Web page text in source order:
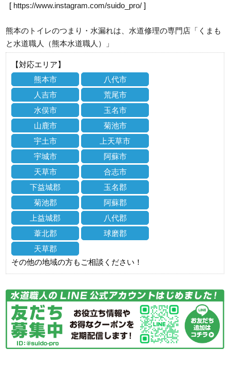
[ https://www.instagram.com/suido_pro/ ]
熊本のトイレのつまり・水漏れは、水道修理の専門店「くまも
と水道職人（熊本水道職人）」
【対応エリア】
熊本市
八代市
人吉市
荒尾市
水俣市
玉名市
山鹿市
菊池市
宇土市
上天草市
宇城市
阿蘇市
天草市
合志市
下益城郡
玉名郡
菊池郡
阿蘇郡
上益城郡
八代郡
葦北郡
球磨郡
天草郡
その他の地域の方もご相談ください！